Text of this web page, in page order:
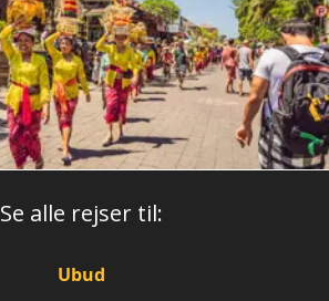
Se alle rejser til:
Ubud